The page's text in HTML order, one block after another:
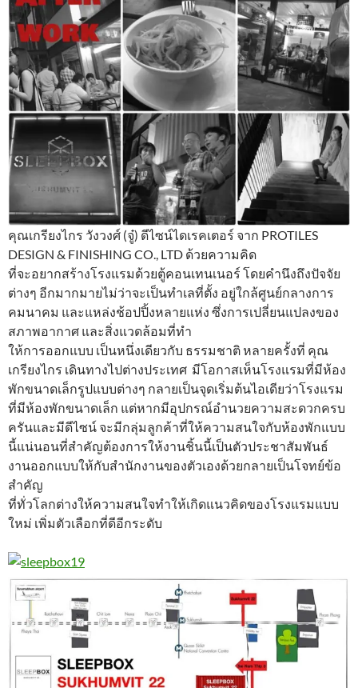
คุณเกรียงไกร วังวงศ์ (จู๋) ดีไซน์ไดเรคเตอร์ จาก PROTILES
DESIGN & FINISHING CO., LTD ด้วยความคิด
ที่จะอยากสร้างโรงแรมด้วยตู้คอนเทนเนอร์ โดยคำนึงถึงปัจจัย
ต่างๆ อีกมากมายไม่ว่าจะเป็นทำเลที่ตั้ง อยู่ใกล้ศูนย์กลางการ
คมนาคม และแหล่งช้อปปิ้งหลายแห่ง ซึ่งการเปลี่ยนแปลงของ
สภาพอากาศ และสิ่งแวดล้อมที่ทำ
ให้การออกแบบ เป็นหนึ่งเดียวกับ ธรรมชาติ หลายครั้งที่ คุณ
เกรียงไกร เดินทางไปต่างประเทศ มีโอกาสเห็นโรงแรมที่มีห้อง
พักขนาดเล็กรูปแบบต่างๆ กลายเป็นจุดเริ่มต้นไอเดียว่าโรงแรม
ที่มีห้องพักขนาดเล็ก แต่หากมีอุปกรณ์อำนวยความสะดวกครบ
ครันและมีดีไซน์ จะมีกลุ่มลูกค้าที่ให้ความสนใจกับห้องพักแบบ
นี้แน่นอนที่สำคัญต้องการให้งานชิ้นนี้เป็นตัวประชาสัมพันธ์
งานออกแบบให้กับสำนักงานของตัวเองด้วยกลายเป็นโจทย์ข้อ
สำคัญ
ที่ทั่วโลกต่างให้ความสนใจทำให้เกิดแนวคิดของโรงแรมแบบ
ใหม่ เพิ่มตัวเลือกที่ดีอีกระดับ